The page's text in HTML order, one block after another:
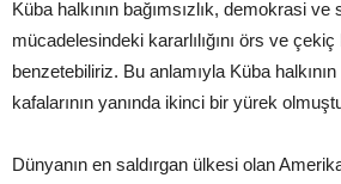
Küba halkının bağımsızlık, demokrasi ve
mücadelesindeki kararlılığını örs ve
benzetebiliriz. Bu anlamıyla Küba
kafalarının yanında ikinci bir yürek
Dünyanın en saldırgan ülkesi olan